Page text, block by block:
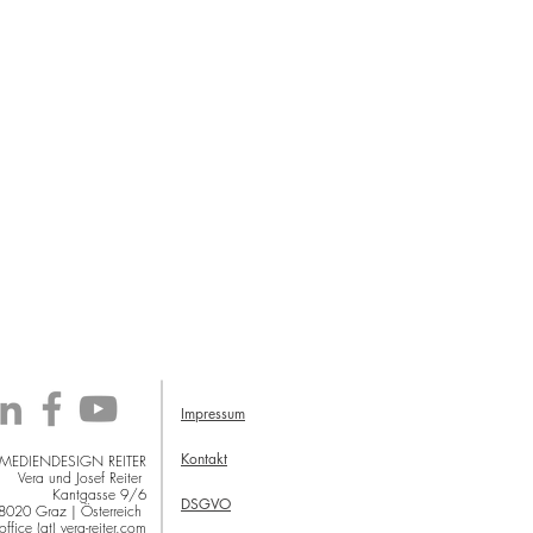
REITER
Vera und Josef Reiter
Kantgasse 9/6
8020 Graz | Österreich
office (at) vera-reiter.com
Impressum
Kontakt
DSGVO